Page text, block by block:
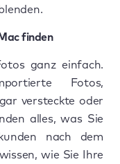
finden
ganz einfach.
Fotos,
versteckte oder
alles, was Sie
nach dem
wie Sie Ihre